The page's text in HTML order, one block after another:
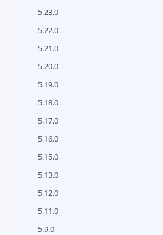
5.23.0
5.22.0
5.21.0
5.20.0
5.19.0
5.18.0
5.17.0
5.16.0
5.15.0
5.13.0
5.12.0
5.11.0
5.9.0